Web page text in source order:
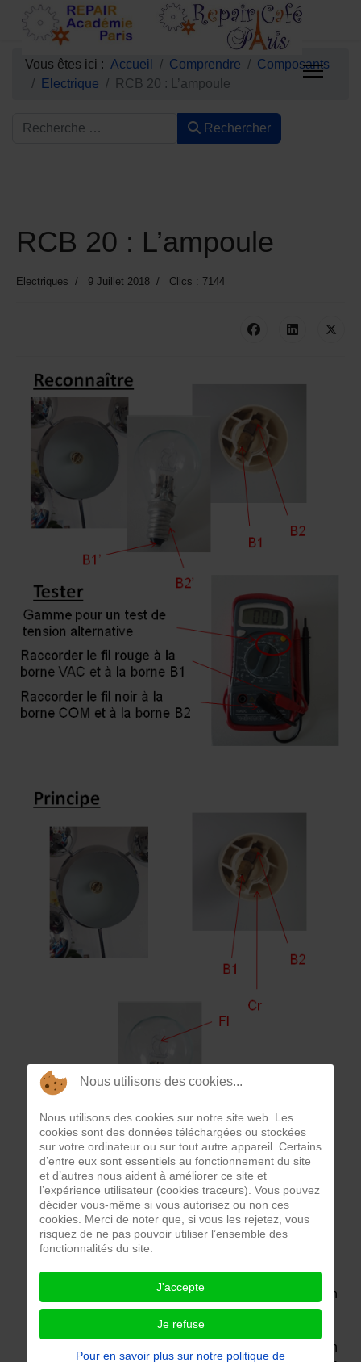
Vous êtes ici : Accueil Comprendre
Composants
Electrique
RCB 20 : L’ampoule
Rechercher
RCB 20 : L’ampoule
Electriques 9 Juillet 2018 Clics : 7144
Une ampoule est un composant électrique qui
permet de transformer une tension électrique
délivrée entre ses bornes B1’ et B2’ en lumière.
L'ampoule comprend une enveloppe transparente
dans laquelle est générée la lumière au moyen d'un
gaz ou d'un filament.
Pour la tester précisément on vérifie avoir la tension
Nous utilisons des cookies...
Nous utilisons des cookies sur notre site web. Les
cookies sont des données téléchargées ou stockées
sur votre ordinateur ou sur tout autre appareil. Certains
d’entre eux sont essentiels au fonctionnement du site
et d’autres nous aident à améliorer ce site et
l’expérience utilisateur (cookies traceurs). Vous pouvez
décider vous-même si vous autorisez ou non ces
cookies. Merci de noter que, si vous les rejetez, vous
risquez de ne pas pouvoir utiliser l’ensemble des
fonctionnalités du site.
J'accepte
Je refuse
Pour en savoir plus sur notre politique de